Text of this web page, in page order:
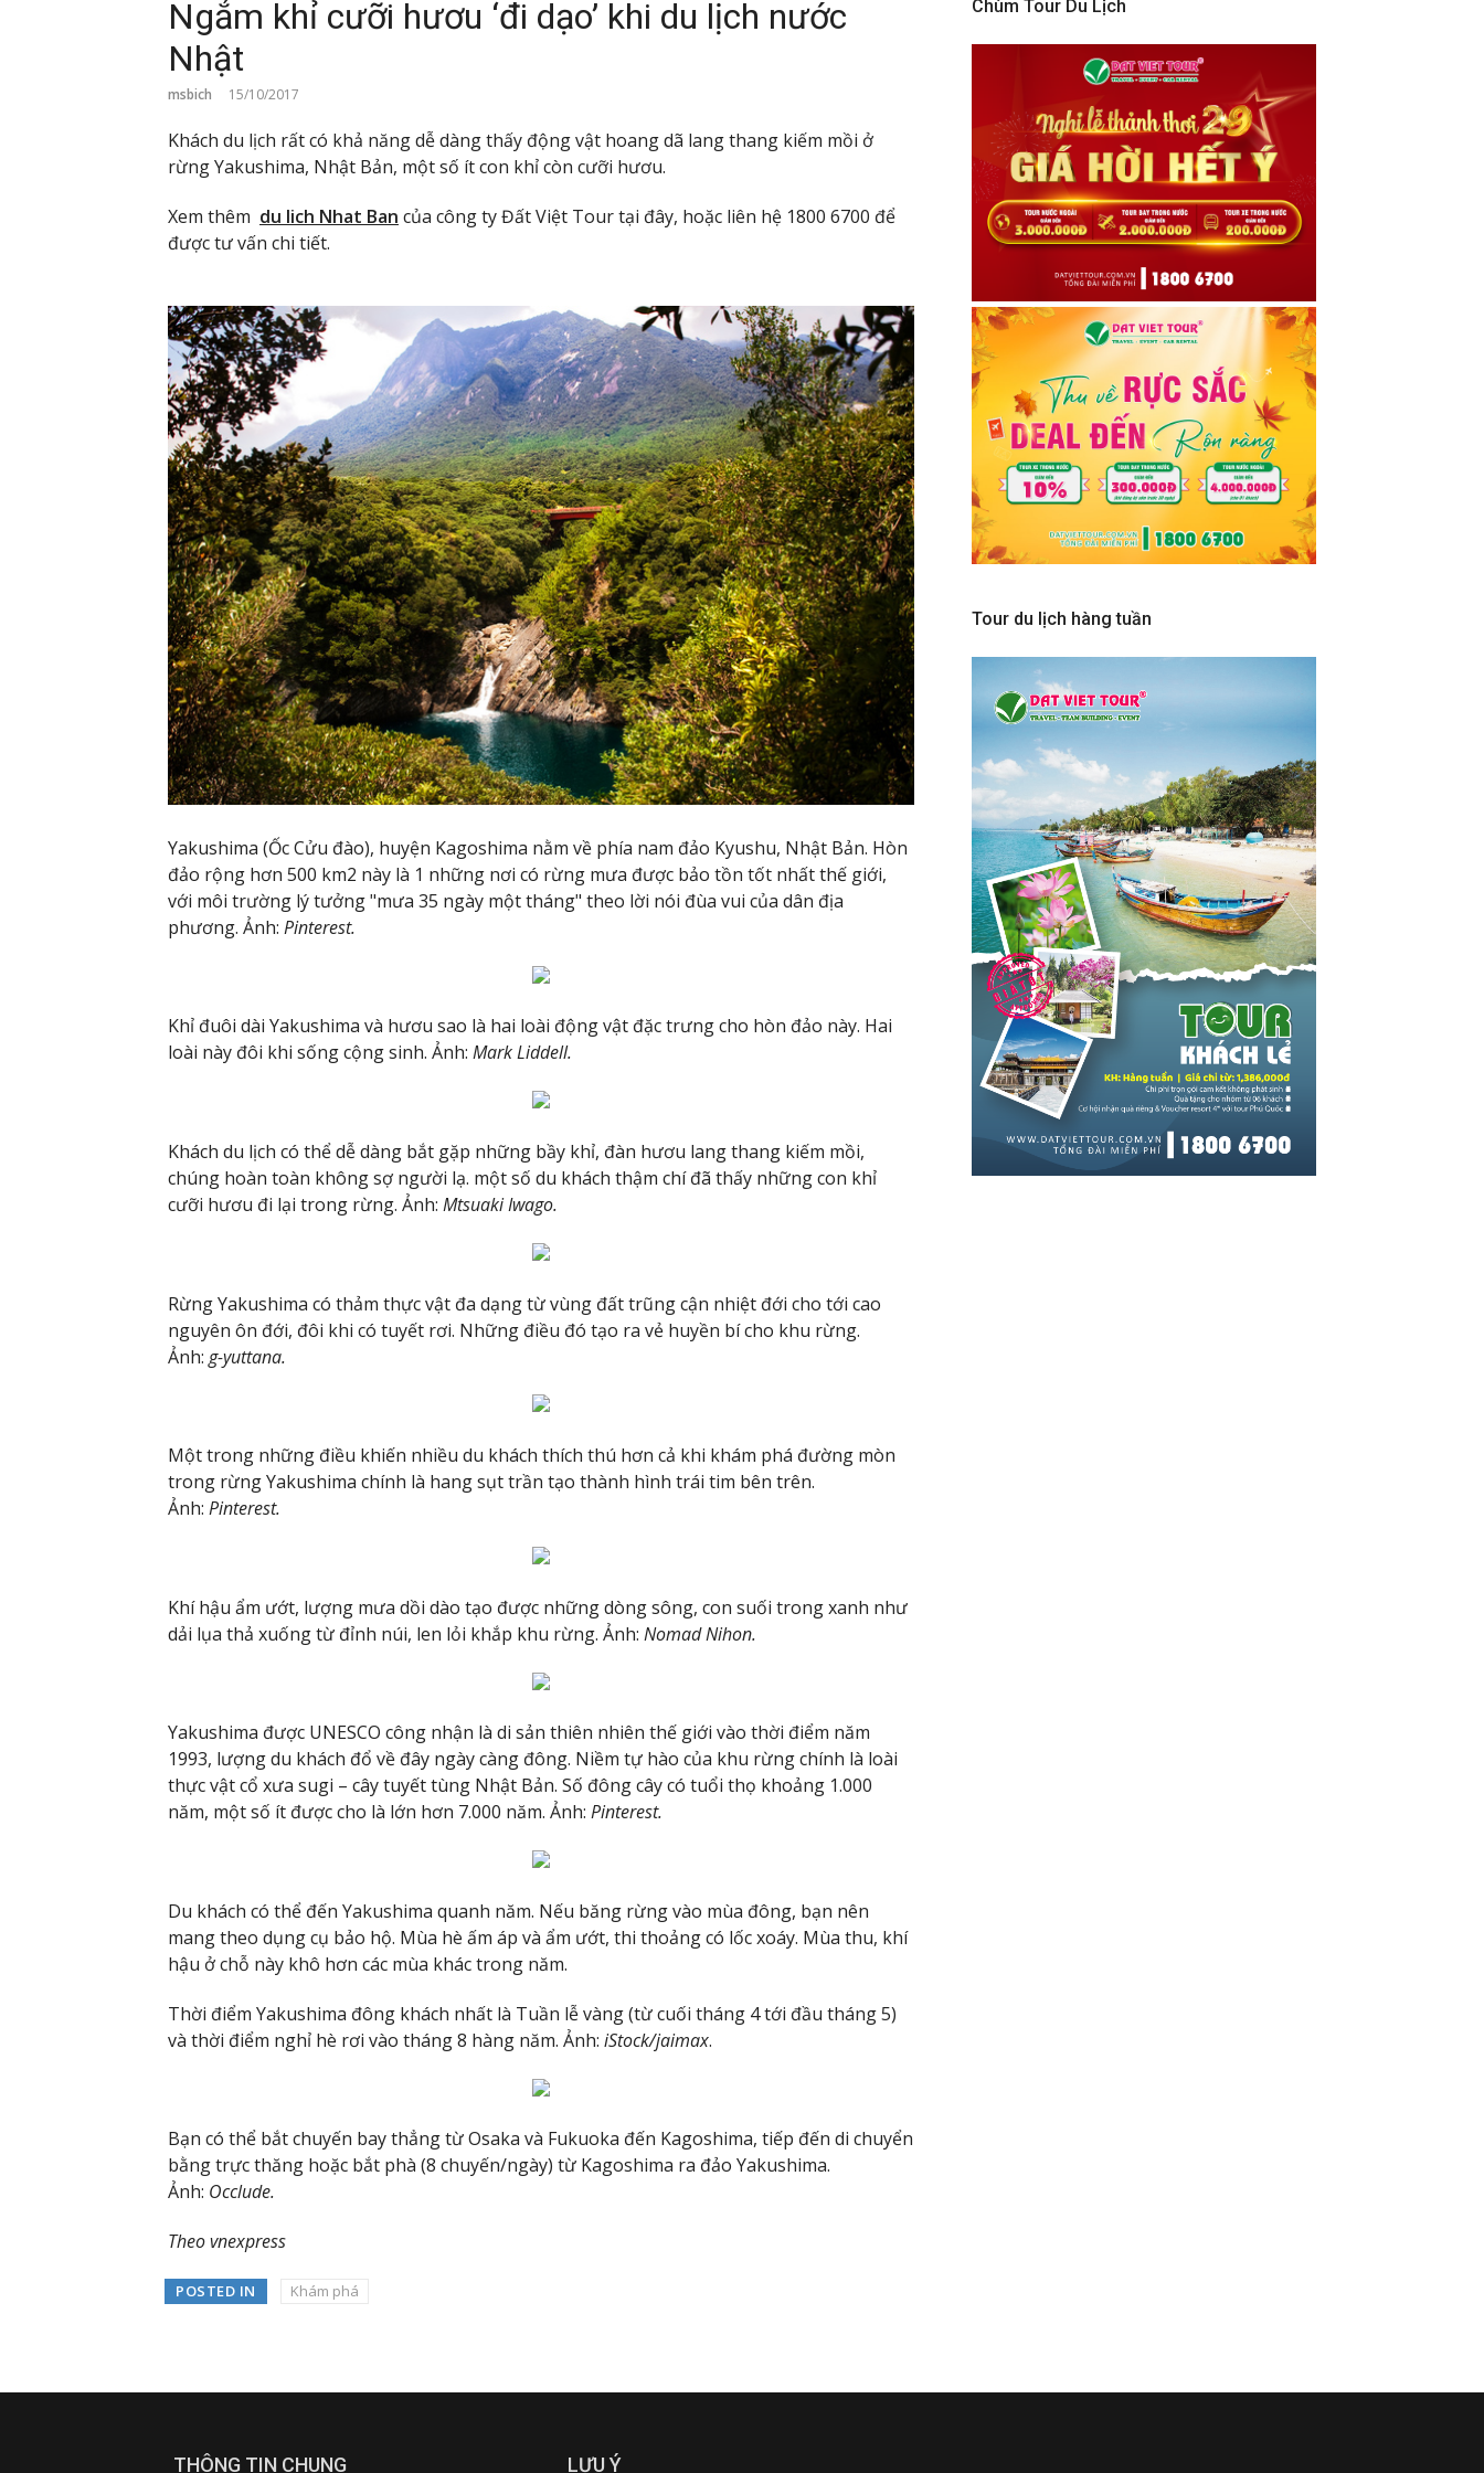
Ngắm khỉ cưỡi hươu ‘đi dạo’ khi du lịch nước
Nhật
msbich 15/10/2017
Khách du lịch rất có khả năng dễ dàng thấy động vật hoang dã lang thang kiếm mồi ở
rừng Yakushima, Nhật Bản, một số ít con khỉ còn cưỡi hươu.
Xem thêm du lich Nhat Ban của công ty Đất Việt Tour tại đây, hoặc liên hệ 1800 6700 để
được tư vấn chi tiết.
Yakushima (Ốc Cửu đào), huyện Kagoshima nằm về phía nam đảo Kyushu, Nhật Bản. Hòn
đảo rộng hơn 500 km2 này là 1 những nơi có rừng mưa được bảo tồn tốt nhất thế giới,
với môi trường lý tưởng "mưa 35 ngày một tháng" theo lời nói đùa vui của dân địa
phương. Ảnh: Pinterest.
Khỉ đuôi dài Yakushima và hươu sao là hai loài động vật đặc trưng cho hòn đảo này. Hai
loài này đôi khi sống cộng sinh. Ảnh: Mark Liddell.
Khách du lịch có thể dễ dàng bắt gặp những bầy khỉ, đàn hươu lang thang kiếm mồi,
chúng hoàn toàn không sợ người lạ. một số du khách thậm chí đã thấy những con khỉ
cưỡi hươu đi lại trong rừng. Ảnh: Mtsuaki Iwago.
Rừng Yakushima có thảm thực vật đa dạng từ vùng đất trũng cận nhiệt đới cho tới cao
nguyên ôn đới, đôi khi có tuyết rơi. Những điều đó tạo ra vẻ huyền bí cho khu rừng.
Ảnh: g-yuttana.
Một trong những điều khiến nhiều du khách thích thú hơn cả khi khám phá đường mòn
trong rừng Yakushima chính là hang sụt trần tạo thành hình trái tim bên trên.
Ảnh: Pinterest.
Khí hậu ẩm ướt, lượng mưa dồi dào tạo được những dòng sông, con suối trong xanh như
dải lụa thả xuống từ đỉnh núi, len lỏi khắp khu rừng. Ảnh: Nomad Nihon.
Yakushima được UNESCO công nhận là di sản thiên nhiên thế giới vào thời điểm năm
1993, lượng du khách đổ về đây ngày càng đông. Niềm tự hào của khu rừng chính là loài
thực vật cổ xưa sugi – cây tuyết tùng Nhật Bản. Số đông cây có tuổi thọ khoảng 1.000
năm, một số ít được cho là lớn hơn 7.000 năm. Ảnh: Pinterest.
Du khách có thể đến Yakushima quanh năm. Nếu băng rừng vào mùa đông, bạn nên
mang theo dụng cụ bảo hộ. Mùa hè ấm áp và ẩm ướt, thi thoảng có lốc xoáy. Mùa thu, khí
hậu ở chỗ này khô hơn các mùa khác trong năm.
Thời điểm Yakushima đông khách nhất là Tuần lễ vàng (từ cuối tháng 4 tới đầu tháng 5)
và thời điểm nghỉ hè rơi vào tháng 8 hàng năm. Ảnh: iStock/jaimax.
Bạn có thể bắt chuyến bay thẳng từ Osaka và Fukuoka đến Kagoshima, tiếp đến di chuyển
bằng trực thăng hoặc bắt phà (8 chuyến/ngày) từ Kagoshima ra đảo Yakushima.
Ảnh: Occlude.
Theo vnexpress
POSTED IN Khám phá
Chùm Tour Du Lịch
Tour du lịch hàng tuần
THÔNG TIN CHUNG LƯU Ý